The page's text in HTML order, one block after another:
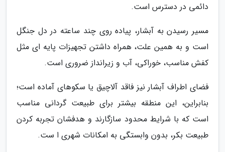
دائمی در دسترس است.
مسیر رسیدن به آبشار، پیاده روی چند ساعته در دل جنگل
است و به همین علت، همراه داشتن تجهیزات پایه ای مثل
کفش مناسب، خوراکی، آب و زیرانداز ضروری است.
فضای اطراف آبشار نیز فاقد آلاچیق یا سکوهای آماده است؛
بنابراین، این منطقه بیشتر برای طبیعت گردانی مناسب
است که با شرایط محدود سازگارند و هدفشان تجربه کردن
طبیعت بکر، بدون وابستگی به امکانات شهری ا ست.